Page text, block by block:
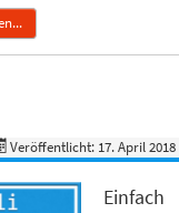
Veröffentlicht: 17. April 2018
Einfach